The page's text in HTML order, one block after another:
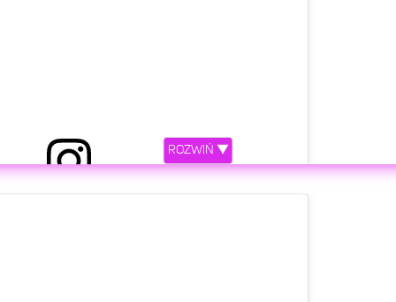
Patrycja Mołczanow (@patrycjamolczanow)
ROZWIŃ ▼